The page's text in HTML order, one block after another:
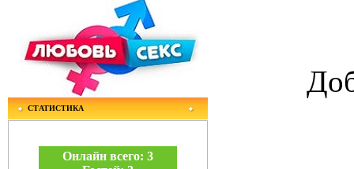
СТАТИСТИКА
Онлайн всего: 3